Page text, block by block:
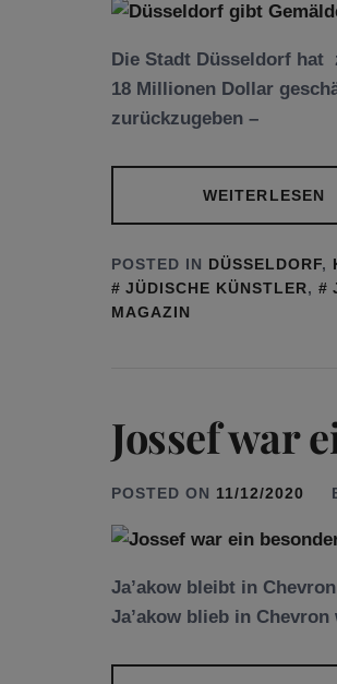
Die Stadt Düsseldorf hat
18 Millionen Dollar
zurückzugeben –
WEITERLESEN
POSTED IN DÜSSELDORF,
JÜDISCHE KÜNSTLER,
MAGAZIN
Jossef war
POSTED ON 11/12/2020
Ja’akow bleibt in
Ja’akow blieb in